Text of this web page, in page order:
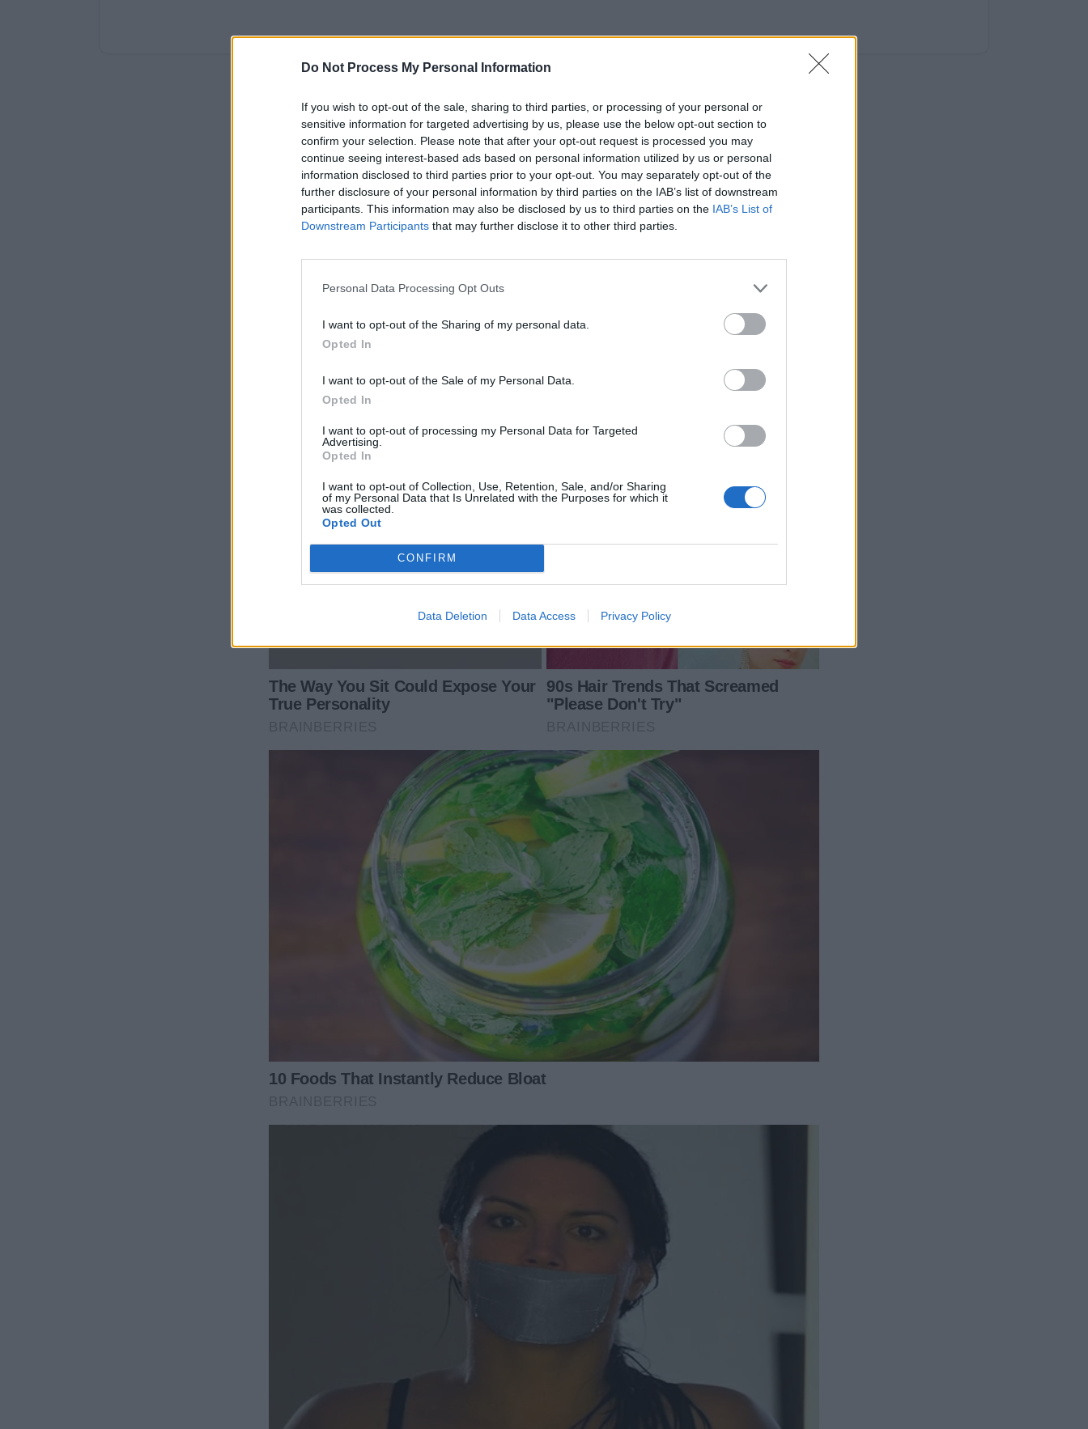
Do Not Process My Personal Information
If you wish to opt-out of the sale, sharing to third parties, or processing of your personal or
sensitive information for targeted advertising by us, please use the below opt-out section to
confirm your selection. Please note that after your opt-out request is processed you may
continue seeing interest-based ads based on personal information utilized by us or personal
information disclosed to third parties prior to your opt-out. You may separately opt-out of the
further disclosure of your personal information by third parties on the IAB’s list of downstream
participants. This information may also be disclosed by us to third parties on the IAB’s List of
Downstream Participants that may further disclose it to other third parties.
Personal Data Processing Opt Outs
I want to opt-out of the Sharing of my personal data.
Opted In
I want to opt-out of the Sale of my Personal Data.
Opted In
I want to opt-out of processing my Personal Data for Targeted
Advertising.
Opted In
I want to opt-out of Collection, Use, Retention, Sale, and/or Sharing
of my Personal Data that Is Unrelated with the Purposes for which it
was collected.
Opted Out
CONFIRM
Data Deletion Data Access Privacy Policy